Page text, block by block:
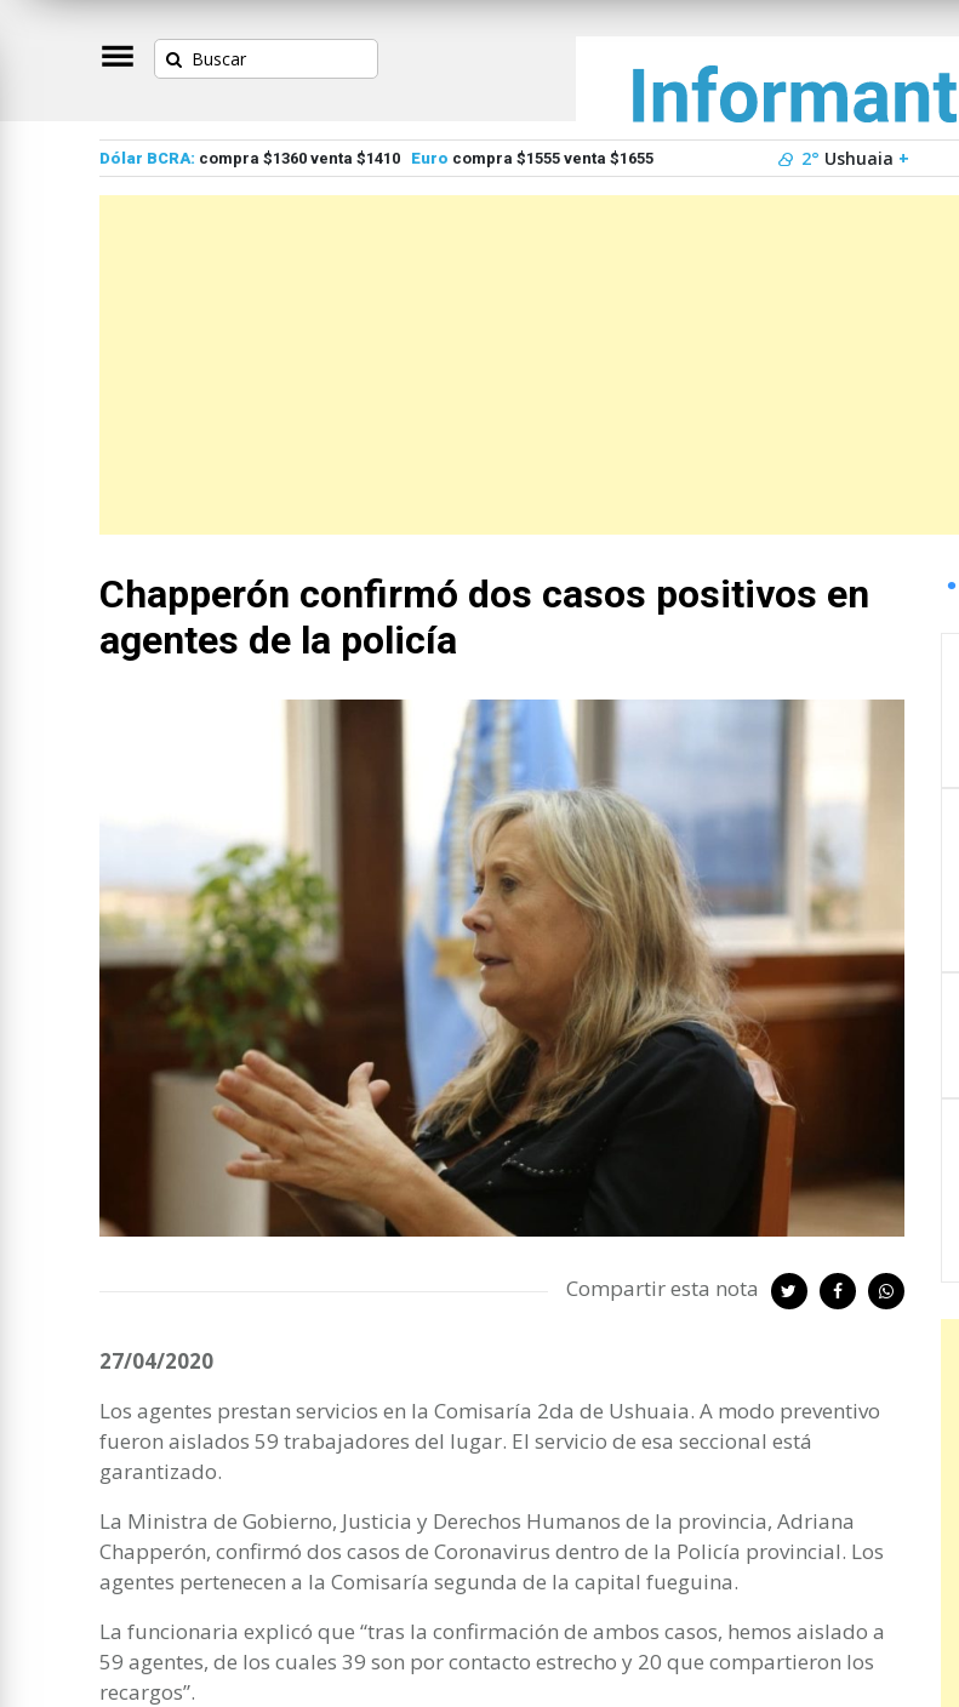
Dólar BCRA: compra $1360 venta $1410 Euro compra $1555 venta $1655 2° Ushuaia +
Chapperón confirmó dos casos positivos en
agentes de la policía
Compartir esta nota
27/04/2020
Los agentes prestan servicios en la Comisaría 2da de Ushuaia. A modo preventivo
fueron aislados 59 trabajadores del lugar. El servicio de esa seccional está
garantizado.
La Ministra de Gobierno, Justicia y Derechos Humanos de la provincia, Adriana
Chapperón, confirmó dos casos de Coronavirus dentro de la Policía provincial. Los
agentes pertenecen a la Comisaría segunda de la capital fueguina.
La funcionaria explicó que “tras la confirmación de ambos casos, hemos aislado a
59 agentes, de los cuales 39 son por contacto estrecho y 20 que compartieron los
recargos”.